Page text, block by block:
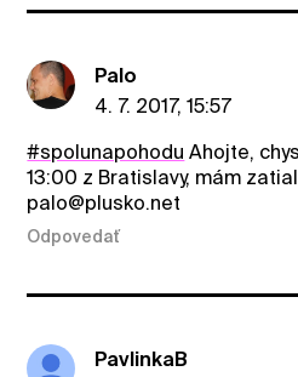
Palo
4. 7. 2017, 15:57
#spolunapohodu Ahojte,
13:00 z Bratislavy, mám
palo@plusko.net
Odpovedať
PavlinkaB